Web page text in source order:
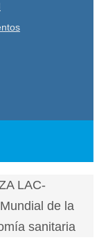
LAC-
de la
sanitaria